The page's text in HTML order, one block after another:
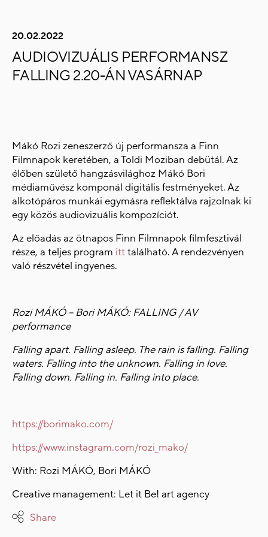
20.02.2022
AUDIOVIZUÁLIS PERFORMANSZ
FALLING 2.20-ÁN VASÁRNAP
Mákó Rozi zeneszerző új performansza a Finn
Filmnapok keretében, a Toldi Moziban debütál. Az
élőben születő hangzásvilághoz Mákó Bori
médiaművész komponál digitális festményeket. Az
alkotópáros munkái egymásra reflektálva rajzolnak ki
egy közös audiovizuális kompozíciót.
Az előadás az ötnapos Finn Filmnapok filmfesztivál
része, a teljes program itttalálható. A rendezvényen
való részvétel ingyenes.
Rozi MÁKÓ – Bori MÁKÓ: FALLING / AV
performance
Falling apart. Falling asleep. The rain is falling. Falling
waters. Falling into the unknown. Falling in love.
Falling down. Falling in. Falling into place.
https://borimako.com/
https://www.instagram.com/rozi_mako/
With: Rozi MÁKÓ, Bori MÁKÓ
Creative management: Let it Be! art agency
Share